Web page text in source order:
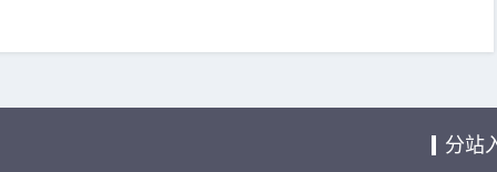
分站